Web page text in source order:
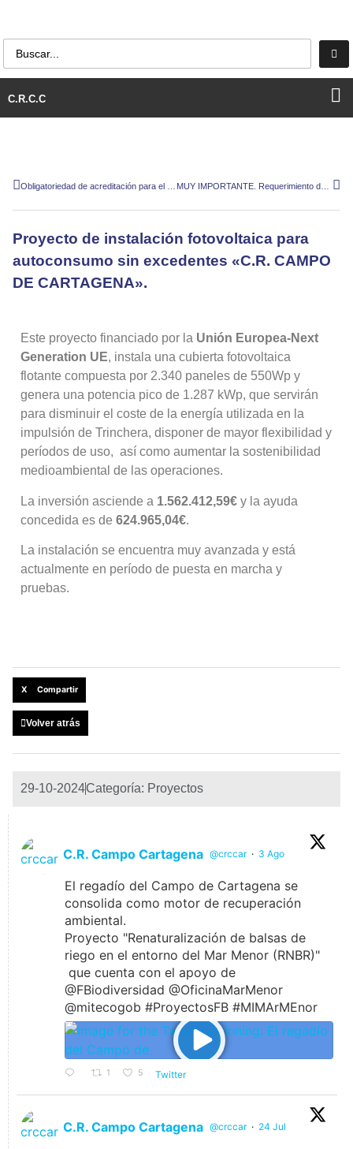
C.R.C.C
Proyecto de instalación fotovoltaica para
autoconsumo sin excedentes «C.R. CAMPO
DE CARTAGENA».
Este proyecto financiado por la Unión Europea-Next
Generation UE, instala una cubierta fotovoltaica
flotante compuesta por 2.340 paneles de 550Wp y
genera una potencia pico de 1.287 kWp, que servirán
para disminuir el coste de la energía utilizada en la
impulsión de Trinchera, disponer de mayor flexibilidad y
períodos de uso, así como aumentar la sostenibilidad
medioambiental de las operaciones.
La inversión asciende a 1.562.412,59€ y la ayuda
concedida es de 624.965,04€.
La instalación se encuentra muy avanzada y está
actualmente en período de puesta en marcha y
pruebas.
X Compartir
Volver atrás
29-10-2024Categoría: Proyectos
C.R. Campo Cartagena @crccar · 3 Ago
El regadío del Campo de Cartagena se
consolida como motor de recuperación
ambiental.
Proyecto "Renaturalización de balsas de
riego en el entorno del Mar Menor (RNBR)"
que cuenta con el apoyo de
@FBiodiversidad @OficinaMarMenor
@mitecogob #ProyectosFB #MIMArMEnor
1 5 Twitter
C.R. Campo Cartagena @crccar · 24 Jul